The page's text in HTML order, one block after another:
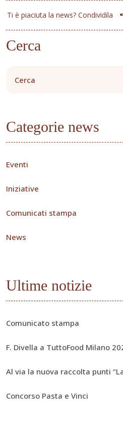
Ti è piaciuta la news? Condividila
Cerca
Categorie news
Eventi
Iniziative
Comunicati stampa
News
Ultime notizie
Comunicato stampa
F. Divella a TuttoFood Milano
Al via la nuova raccolta punti
Concorso Pasta e Vinci